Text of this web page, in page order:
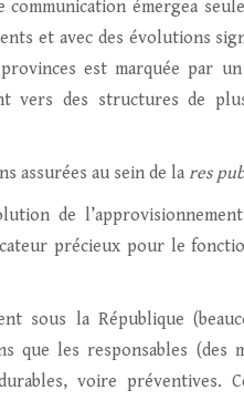
communication émergea
et avec des évolutions
est marquée par
vers des structures de
assurées au sein de la res
de
précieux pour le
sous la République
que les responsables (des
voire préventives.